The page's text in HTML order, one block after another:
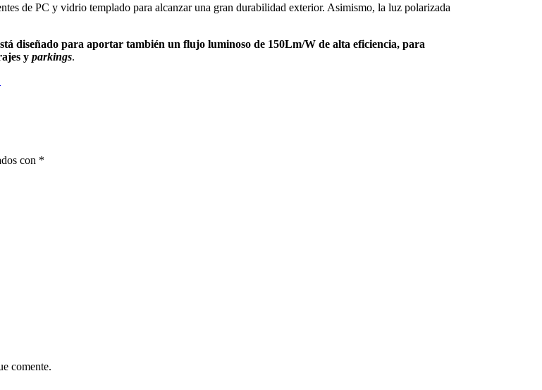
de PC y vidrio templado para alcanzar una gran durabilidad exterior. Asimismo, la luz polarizada
diseñado para aportar también un flujo luminoso de 150Lm/W de alta eficiencia, para
y parkings.
con *
comente.